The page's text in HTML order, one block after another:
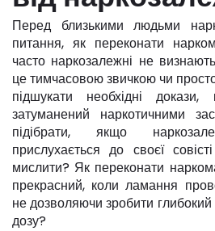
Перед близькими людьми
питання, як переконати
часто наркозалежні не
це тимчасовою звичкою чи
підшукати необхідні
затуманений наркотичними
підібрати, якщо
прислухається до своєї
мислити? Як переконати
прекрасний, коли ламання
не дозволяючи зробити
дозу?